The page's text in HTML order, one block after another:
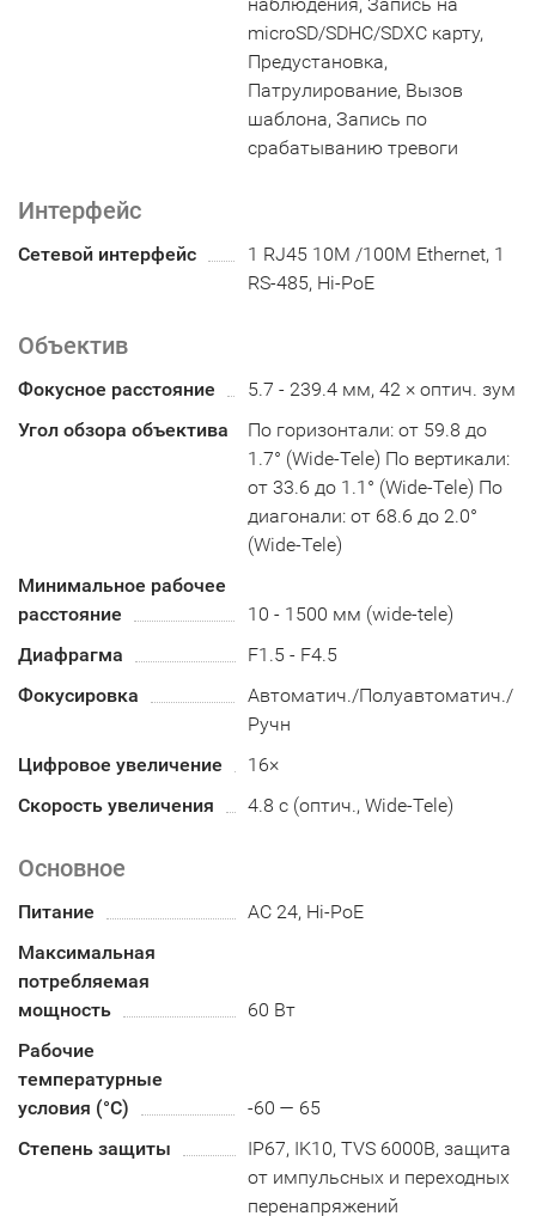
microSD/SDHC/SDXC карту,
Предустановка,
Патрулирование, Вызов
шаблона, Запись по
срабатыванию тревоги
Интерфейс
Сетевой интерфейс
1 RJ45 10M /100M Ethernet, 1
RS-485, Hi-PoE
Объектив
Фокусное расстояние
5.7 - 239.4 мм, 42 × оптич. зум
Угол обзора объектива
По горизонтали: от 59.8 до
1.7° (Wide-Tele) По вертикали:
от 33.6 до 1.1° (Wide-Tele) По
диагонали: от 68.6 до 2.0°
(Wide-Tele)
Минимальное рабочее
расстояние
10 - 1500 мм (wide-tele)
Диафрагма
F1.5 - F4.5
Фокусировка
Автоматич./Полуавтоматич./
Ручн
Цифровое увеличение
16×
Скорость увеличения
4.8 с (оптич., Wide-Tele)
Основное
Питание
AC 24, Hi-PoE
Максимальная
потребляемая
мощность
60 Вт
Рабочие
температурные
условия (°С)
-60 — 65
Степень защиты
IP67, IK10, TVS 6000В, защита
от импульсных и переходных
перенапряжений